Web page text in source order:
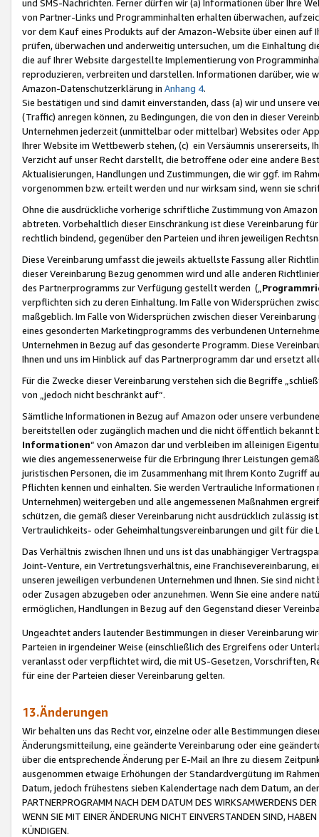
und SMS-Nachrichten. Ferner dürfen wir (a) Informationen über Ihre
von Partner-Links und Programminhalten erhalten überwachen,
vor dem Kauf eines Produkts auf der Amazon-Website über einen
prüfen, überwachen und anderweitig untersuchen, um die Einhaltung
die auf Ihrer Website dargestellte Implementierung von
reproduzieren, verbreiten und darstellen. Informationen darüber, wie
Amazon-Datenschutzerklärung in Anhang 4.
Sie bestätigen und sind damit einverstanden, dass (a) wir und
(Traffic) anregen können, zu Bedingungen, die von den in dieser
Unternehmen jederzeit (unmittelbar oder mittelbar) Websites oder
Ihrer Website im Wettbewerb stehen, (c) ein Versäumnis unsererseits,
Verzicht auf unser Recht darstellt, die betroffene oder eine andere
Aktualisierungen, Handlungen und Zustimmungen, die wir ggf. im
vorgenommen bzw. erteilt werden und nur wirksam sind, wenn sie
Ohne die ausdrückliche vorherige schriftliche Zustimmung von
abtreten. Vorbehaltlich dieser Einschränkung ist diese Vereinbarung
rechtlich bindend, gegenüber den Parteien und ihren jeweiligen
Diese Vereinbarung umfasst die jeweils aktuellste Fassung aller
dieser Vereinbarung Bezug genommen wird und alle anderen
des Partnerprogramms zur Verfügung gestellt werden („
verpflichten sich zu deren Einhaltung. Im Falle von Widersprüchen
maßgeblich. Im Falle von Widersprüchen zwischen dieser
eines gesonderten Marketingprogramms des verbundenen
Unternehmen in Bezug auf das gesonderte Programm. Diese
Ihnen und uns im Hinblick auf das Partnerprogramm dar und ersetzt
Für die Zwecke dieser Vereinbarung verstehen sich die Begriffe
von „jedoch nicht beschränkt auf“.
Sämtliche Informationen in Bezug auf Amazon oder unsere
bereitstellen oder zugänglich machen und die nicht öffentlich
Informationen“ von Amazon dar und verbleiben im alleinigen
wie dies angemessenerweise für die Erbringung Ihrer Leistungen
juristischen Personen, die im Zusammenhang mit Ihrem Konto
Pflichten kennen und einhalten. Sie werden Vertrauliche
Unternehmen) weitergeben und alle angemessenen Maßnahmen
schützen, die gemäß dieser Vereinbarung nicht ausdrücklich zulässig
Vertraulichkeits- oder Geheimhaltungsvereinbarungen und gilt für die
Das Verhältnis zwischen Ihnen und uns ist das unabhängiger
Joint-Venture, ein Vertretungsverhältnis, eine Franchisevereinbarung,
unseren jeweiligen verbundenen Unternehmen und Ihnen. Sie sind
oder Zusagen abzugeben oder anzunehmen. Wenn Sie eine andere
ermöglichen, Handlungen in Bezug auf den Gegenstand dieser
Ungeachtet anders lautender Bestimmungen in dieser Vereinbarung
Parteien in irgendeiner Weise (einschließlich des Ergreifens oder
veranlasst oder verpflichtet wird, die mit US-Gesetzen, Vorschriften,
für eine der Parteien dieser Vereinbarung gelten.
13.Änderungen
Wir behalten uns das Recht vor, einzelne oder alle Bestimmungen
Änderungsmitteilung, eine geänderte Vereinbarung oder eine
über die entsprechende Änderung per E-Mail an Ihre zu diesem
ausgenommen etwaige Erhöhungen der Standardvergütung im
Datum, jedoch frühestens sieben Kalendertage nach dem Datum, an
PARTNERPROGRAMM NACH DEM DATUM DES WIRKSAMWERDENS
WENN SIE MIT EINER ÄNDERUNG NICHT EINVERSTANDEN SIND,
KÜNDIGEN.